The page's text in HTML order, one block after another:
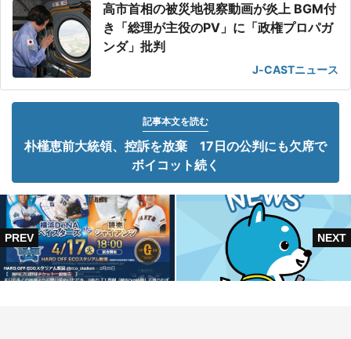
高市首相の被災地視察動画が炎上 BGM付
き「総理が主役のPV」に「政権プロパガ
ンダ」批判
J-CASTニュース
記事本文を読む
朴槿恵前大統領、控訴を放棄 17日の公判にも欠席で
ボイコット続く